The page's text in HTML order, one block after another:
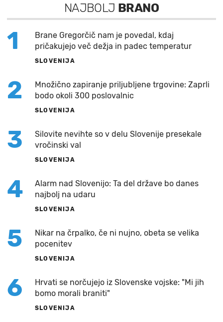
NAJBOLJ BRANO
1
Brane Gregorčič nam je povedal, kdaj
pričakujejo več dežja in padec temperatur
SLOVENIJA
2
Množično zapiranje priljubljene trgovine: Zaprli
bodo okoli 300 poslovalnic
SLOVENIJA
3
Silovite nevihte so v delu Slovenije presekale
vročinski val
SLOVENIJA
4
Alarm nad Slovenijo: Ta del države bo danes
najbolj na udaru
SLOVENIJA
5
Nikar na črpalko, če ni nujno, obeta se velika
pocenitev
SLOVENIJA
6
Hrvati se norčujejo iz Slovenske vojske: "Mi jih
bomo morali braniti"
SLOVENIJA